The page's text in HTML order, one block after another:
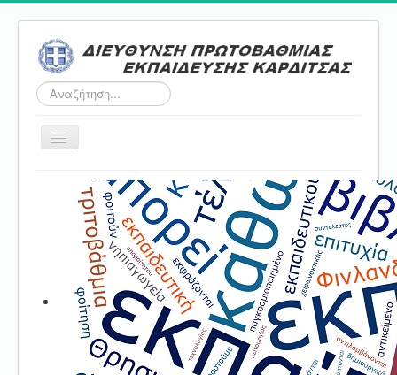
Αναζήτηση...
Εναλλαγή
Αρχική
Τμήμα Α'
Τμήμα Β'
Τμήμα Γ'
Τμήμα Δ'
Τμήμα E'